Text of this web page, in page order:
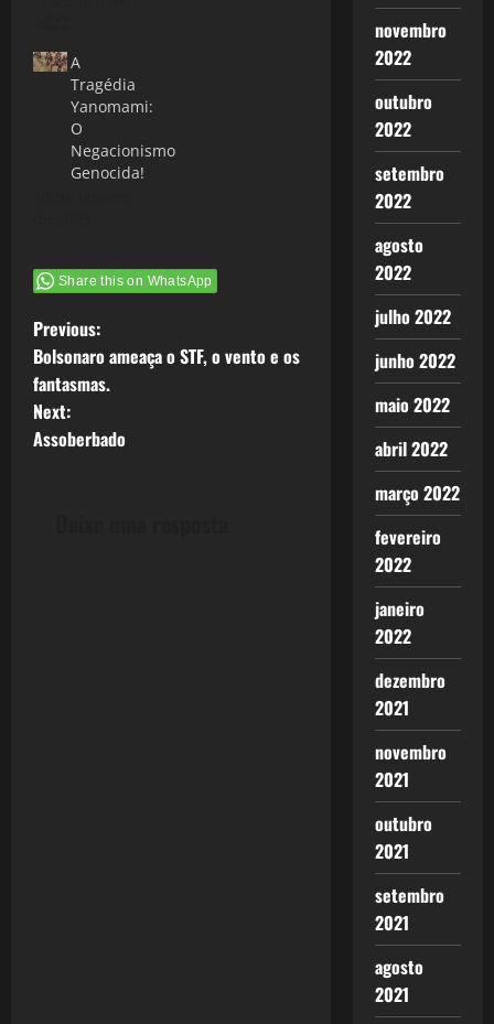
A
Tragédia
Yanomami:
O
Negacionismo
Genocida!
Share this on WhatsApp
P
o
s
Previous:
Bolsonaro ameaça o STF, o vento e os
fantasmas.
Next:
Assoberbado
novembro
2022
outubro
2022
setembro
2022
agosto
2022
julho 2022
junho 2022
maio 2022
abril 2022
março 2022
fevereiro
2022
janeiro
2022
dezembro
2021
novembro
2021
outubro
2021
setembro
2021
agosto
2021